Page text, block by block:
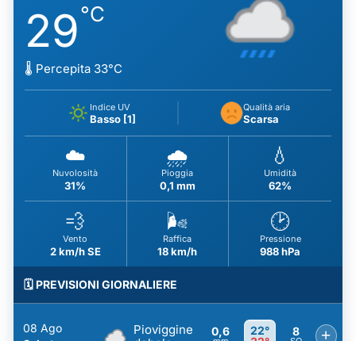
29°C
🌡️ Percepita 33°C
Indice UV
Basso [1]
Qualità aria
Scarsa
☁️
Nuvolosità
31%
🌧️
Pioggia
0,1 mm
💧
Umidità
62%
💨
Vento
2 km/h SE
🌬️
Raffica
18 km/h
🕑
Pressione
988 hPa
🗓️ PREVISIONI GIORNALIERE
08 Ago
Pioviggine
0,6
22°
8 +